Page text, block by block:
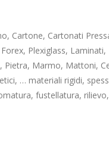
Cartone, Cartonati
Plexiglass,
Pietra, Marmo, Mattoni,
… materiali rigidi,
fustellatura,